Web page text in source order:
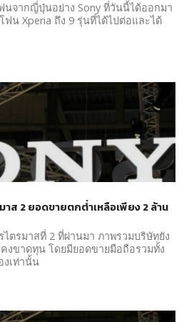
นจากญี่ปุ่นอย่าง Sony ที่วันนี้ได้ออกมา
น Xperia ถึง 9 รุ่นที่ได้ไปต่อและได้
าส 2 ยอดขายตกต่ำเหลือเพียง 2 ล้าน
ไตรมาสที่ 2 ที่ผ่านมา ภาพรวมบริษัทยัง
งขาดทุน โดยมียอดขายมือถือรวมทั้ง
งเท่านั้น